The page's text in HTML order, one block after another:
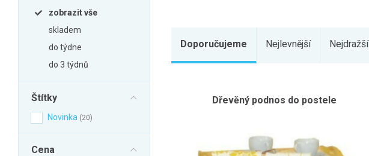
Svítidla, žárovky
Trampolíny
Sport, outdoor
Všechny kategorie
zobrazit vše
skladem
do týdne
do 3 týdnů
Štítky
Novinka 20
Cena
Doporučujeme Nejlevnější Nejdražší
Dřevěný podnos do postele